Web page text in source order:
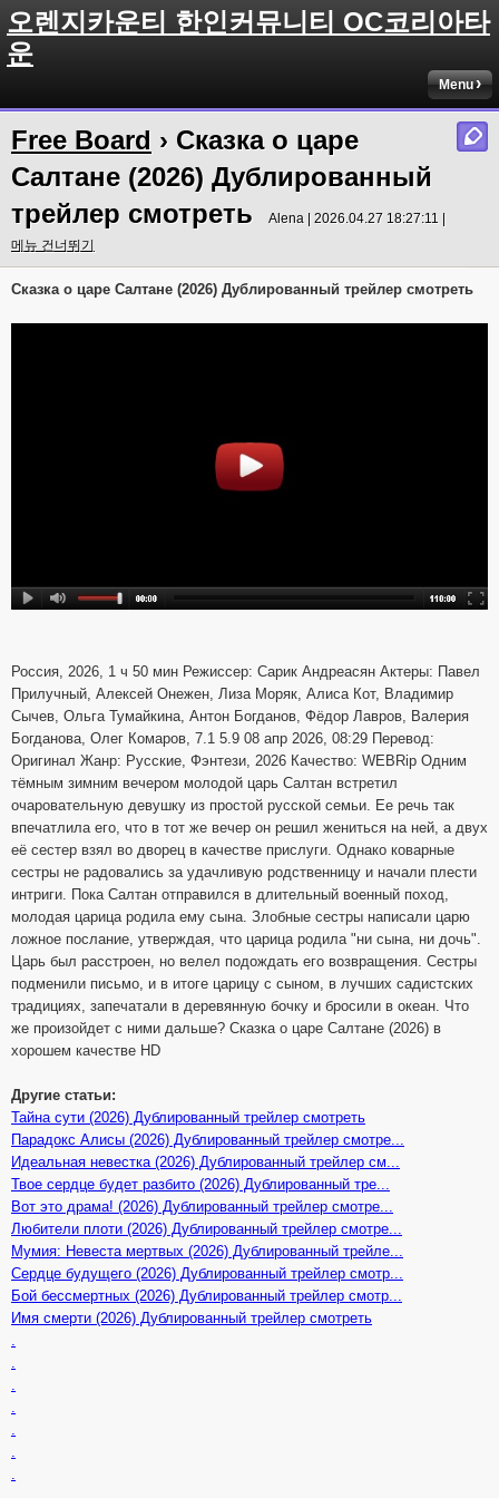
오렌지카운티 한인커뮤니티 OC코리아타
운
Menu
Free Board › Сказка о царе
Салтане (2026) Дублированный
трейлер смотреть
Alena | 2026.04.27 18:27:11 |
메뉴 건너뛰기
Сказка о царе Салтане (2026) Дублированный трейлер смотреть
Россия, 2026, 1 ч 50 мин Режиссер: Сарик Андреасян Актеры: Павел
Прилучный, Алексей Онежен, Лиза Моряк, Алиса Кот, Владимир
Сычев, Ольга Тумайкина, Антон Богданов, Фёдор Лавров, Валерия
Богданова, Олег Комаров, 7.1 5.9 08 апр 2026, 08:29 Перевод:
Оригинал Жанр: Русские, Фэнтези, 2026 Качество: WEBRip Одним
тёмным зимним вечером молодой царь Салтан встретил
очаровательную девушку из простой русской семьи. Ее речь так
впечатлила его, что в тот же вечер он решил жениться на ней, а двух
её сестер взял во дворец в качестве прислуги. Однако коварные
сестры не радовались за удачливую родственницу и начали плести
интриги. Пока Салтан отправился в длительный военный поход,
молодая царица родила ему сына. Злобные сестры написали царю
ложное послание, утверждая, что царица родила "ни сына, ни дочь".
Царь был расстроен, но велел подождать его возвращения. Сестры
подменили письмо, и в итоге царицу с сыном, в лучших садистских
традициях, запечатали в деревянную бочку и бросили в океан. Что
же произойдет с ними дальше? Сказка о царе Салтане (2026) в
хорошем качестве HD
Другие статьи:
Тайна сути (2026) Дублированный трейлер смотреть
Парадокс Алисы (2026) Дублированный трейлер смотре...
Идеальная невестка (2026) Дублированный трейлер см...
Твое сердце будет разбито (2026) Дублированный тре...
Вот это драма! (2026) Дублированный трейлер смотре...
Любители плоти (2026) Дублированный трейлер смотре...
Мумия: Невеста мертвых (2026) Дублированный трейле...
Сердце будущего (2026) Дублированный трейлер смотр...
Бой бессмертных (2026) Дублированный трейлер смотр...
Имя смерти (2026) Дублированный трейлер смотреть